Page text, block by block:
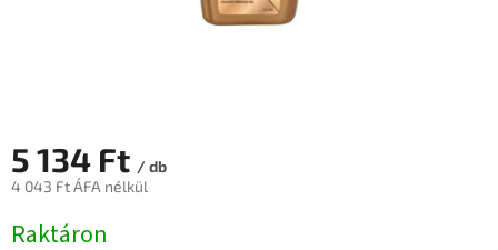
5 134 Ft / db
4 043 Ft ÁFA nélkül
Raktáron